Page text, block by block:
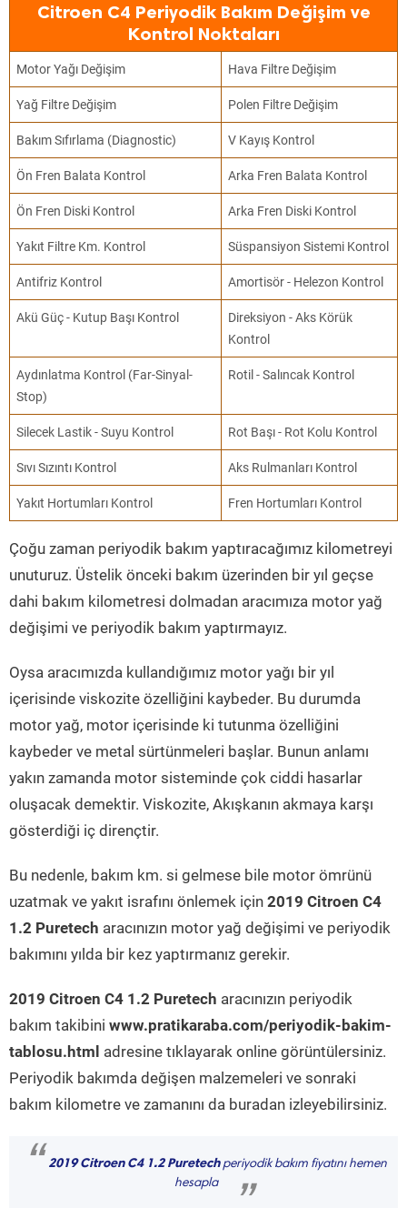
Citroen C4 Periyodik Bakım Değişim ve
Kontrol Noktaları
Motor Yağı Değişim Hava Filtre Değişim
Yağ Filtre Değişim Polen Filtre Değişim
Bakım Sıfırlama (Diagnostic) V Kayış Kontrol
Ön Fren Balata Kontrol Arka Fren Balata Kontrol
Ön Fren Diski Kontrol Arka Fren Diski Kontrol
Yakıt Filtre Km. Kontrol Süspansiyon Sistemi Kontrol
Antifriz Kontrol Amortisör - Helezon Kontrol
Akü Güç - Kutup Başı Kontrol
Direksiyon - Aks Körük
Kontrol
Aydınlatma Kontrol (Far-Sinyal-
Stop)
Rotil - Salıncak Kontrol
Silecek Lastik - Suyu Kontrol Rot Başı - Rot Kolu Kontrol
Sıvı Sızıntı Kontrol Aks Rulmanları Kontrol
Yakıt Hortumları Kontrol Fren Hortumları Kontrol
Çoğu zaman periyodik bakım yaptıracağımız kilometreyi
unuturuz. Üstelik önceki bakım üzerinden bir yıl geçse
dahi bakım kilometresi dolmadan aracımıza motor yağ
değişimi ve periyodik bakım yaptırmayız.
Oysa aracımızda kullandığımız motor yağı bir yıl
içerisinde viskozite özelliğini kaybeder. Bu durumda
motor yağ, motor içerisinde ki tutunma özelliğini
kaybeder ve metal sürtünmeleri başlar. Bunun anlamı
yakın zamanda motor sisteminde çok ciddi hasarlar
oluşacak demektir. Viskozite, Akışkanın akmaya karşı
gösterdiği iç dirençtir.
Bu nedenle, bakım km. si gelmese bile motor ömrünü
uzatmak ve yakıt israfını önlemek için 2019 Citroen C4
1.2 Puretech aracınızın motor yağ değişimi ve periyodik
bakımını yılda bir kez yaptırmanız gerekir.
2019 Citroen C4 1.2 Puretech aracınızın periyodik
bakım takibini www.pratikaraba.com/periyodik-bakim-
tablosu.html adresine tıklayarak online görüntülersiniz.
Periyodik bakımda değişen malzemeleri ve sonraki
bakım kilometre ve zamanını da buradan izleyebilirsiniz.
“ 2019 Citroen C4 1.2 Puretechperiyodik bakım fiyatını hemen
hesapla